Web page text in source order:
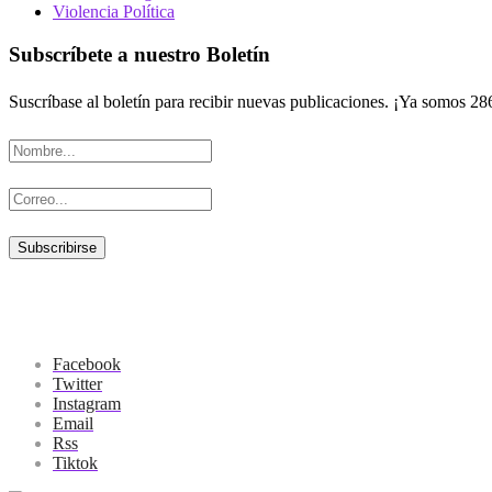
Violencia Política
Subscríbete a nuestro Boletín
Suscríbase al boletín para recibir nuevas publicaciones. ¡Ya somos
Facebook
Twitter
Instagram
Email
Rss
Tiktok